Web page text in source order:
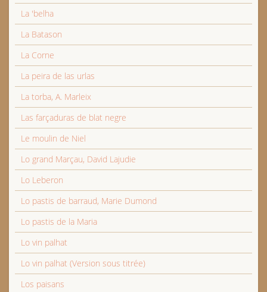
La 'belha
La Batason
La Corne
La peira de las urlas
La torba, A. Marleix
Las farçaduras de blat negre
Le moulin de Niel
Lo grand Marçau, David Lajudie
Lo Leberon
Lo pastis de barraud, Marie Dumond
Lo pastis de la Maria
Lo vin palhat
Lo vin palhat (Version sous titrée)
Los paisans